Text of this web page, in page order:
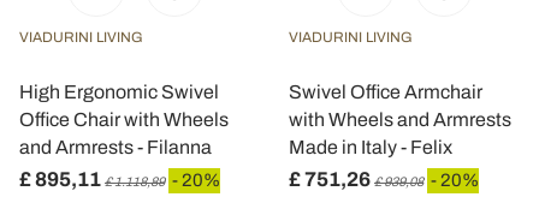
annunci, per fornire funzionalità dei social media e per
analizzare il nostro traffico. Condividiamo inoltre
informazioni sul modo in cui utilizza il nostro sito con i
nostri partner che si occupano di analisi dei dati web,
pubblicità e social media, i quali potrebbero combinarle
VIADURINI LIVING
High Ergonomic Swivel
Office Chair with Wheels
and Armrests - Filanna
£ 895,11 £ 1.118,89 - 20%
VIADURINI LIVING
Swivel Office Armchair
with Wheels and Armrests
Made in Italy - Felix
£ 751,26 £ 939,08 - 20%